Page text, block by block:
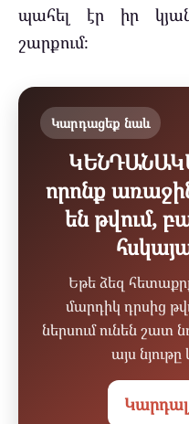
պահել էր իր
շարքում։
Կարդացեք նաև
որոնք
են թվում,
Եթե ձեզ
մարդիկ դրսից
ներսում ունեն շատ
այս